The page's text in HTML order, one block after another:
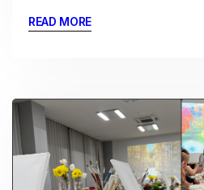
READ MORE